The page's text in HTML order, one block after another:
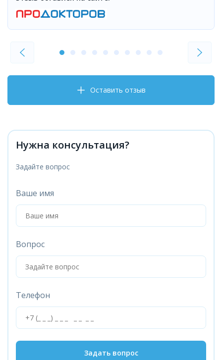
Оставить отзыв
Нужна консультация?
Задайте вопрос
Ваше имя
Вопрос
Телефон
Задать вопрос